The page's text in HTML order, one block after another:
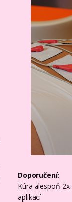
Doporučení:
Kúra alespoň
aplikací